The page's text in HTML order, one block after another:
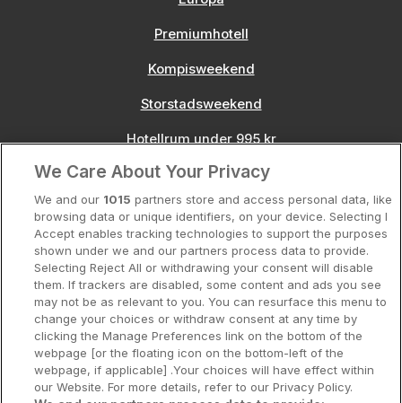
Premiumhotell
Kompisweekend
Storstadsweekend
Hotellrum under 995 kr
Spahotell
Sydsverige
Om Hotellpremien
Nya hotell
Stadsweekend
Booking Enquiries:info@hotellpremien.se
We Care About Your Privacy
We and our 1015 partners store and access personal data, like
browsing data or unique identifiers, on your device. Selecting I
Accept enables tracking technologies to support the purposes
shown under we and our partners process data to provide.
Selecting Reject All or withdrawing your consent will disable
them. If trackers are disabled, some content and ads you see
may not be as relevant to you. You can resurface this menu to
change your choices or withdraw consent at any time by
clicking the Manage Preferences link on the bottom of the
webpage [or the floating icon on the bottom-left of the
webpage, if applicable] .Your choices will have effect within
our Website. For more details, refer to our Privacy Policy.